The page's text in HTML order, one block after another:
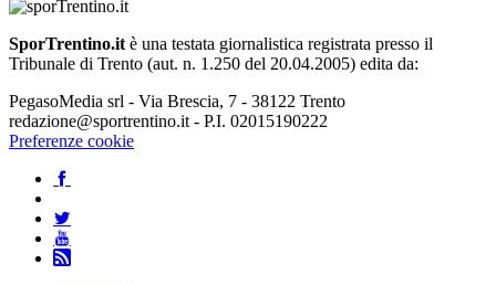
SporTrentino.it è una testata giornalistica registrata presso il
Tribunale di Trento (aut. n. 1.250 del 20.04.2005) edita da:
PegasoMedia srl - Via Brescia, 7 - 38122 Trento
redazione@sportrentino.it - P.I. 02015190222
Preferenze cookie